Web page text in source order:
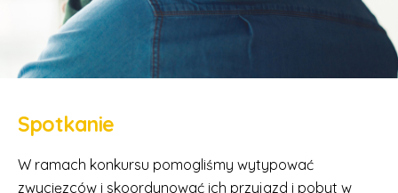
Spotkanie
W ramach konkursu pomogliśmy wytypować
zwycięzców i skoordynować ich przyjazd i pobyt w